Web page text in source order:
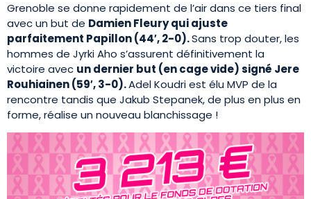
Grenoble se donne rapidement de l’air dans ce tiers final
avec un but de Damien Fleury qui ajuste
parfaitement Papillon (44′, 2-0).Sans trop douter, les
hommes de Jyrki Aho s’assurent définitivement la
victoire avec un dernier but (en cage vide) signé Jere
Rouhiainen (59′, 3-0).Adel Koudri est élu MVP de la
rencontre tandis que Jakub Stepanek, de plus en plus en
forme, réalise un nouveau blanchissage !